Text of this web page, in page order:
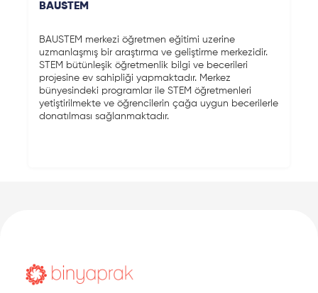
BAUSTEM
BAUSTEM merkezi öğretmen eğitimi uzerine
uzmanlaşmış bir araştırma ve geliştirme merkezidir.
STEM bütünleşik öğretmenlik bilgi ve becerileri
projesine ev sahipliği yapmaktadır. Merkez
bünyesindeki programlar ile STEM öğretmenleri
yetiştirilmekte ve öğrencilerin çağa uygun becerilerle
donatılması sağlanmaktadır.